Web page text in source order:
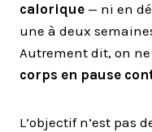
calorique — ni en
une à deux
Autrement dit, on ne
corps en pause
L’objectif n’est pas